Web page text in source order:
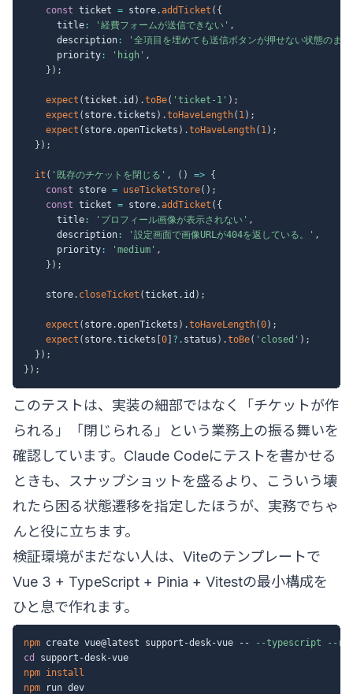
const ticket = store.addTicket ( {
      title
: '経費フォームが送信できない' ,
      description
:
'全項目を埋めても送信ボタンが押せない状態のま
      priority
: 'high' ,
} ) ;
expect (ticket . id ) .toBe( 'ticket-1' ) ;
expect ( store.tickets ) .toHaveLength( 1) ;
expect ( store.openTickets ) .toHaveLength( 1) ;
} ) ;
it ( '既存のチケットを閉じる' , ( ) => {
const store = useTicketStore( ) ;
const ticket = store.addTicket ( {
      title
: 'プロフィール画像が表示されない' ,
      description
: '設定画面で画像URLが404を返している。' ,
      priority
: 'medium' ,
} ) ;
    store
. closeTicket (ticket . id ) ;
expect ( store.openTickets ) .toHaveLength(0) ;
expect ( store.tickets 0 ?. status ) .toBe( 'closed' ) ;
} ) ;
} ) ;
このテストは、実装の細部ではなく「チケットが作
られる」「閉じられる」という業務上の振る舞いを
確認しています。Claude Codeにテストを書かせる
ときも、スナップショットを盛るより、こういう壊
れたら困る状態遷移を指定したほうが、実務でちゃ
んと役に立ちます。
検証環境がまだない人は、Viteのテンプレートで
Vue 3 + TypeScript + Pinia + Vitestの最小構成を
ひと息で作れます。
npm create vue@latest support-desk-vue -- --typescript
--
cd
npm install
npm